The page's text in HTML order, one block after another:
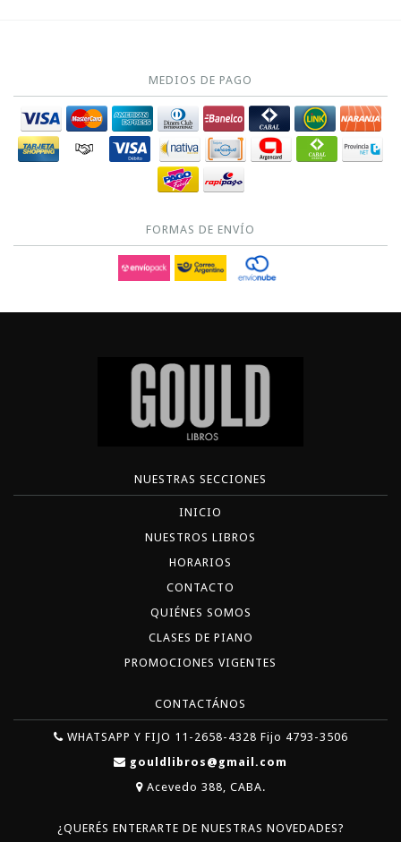
MEDIOS DE PAGO
FORMAS DE ENVÍO
NUESTRAS SECCIONES
INICIO
NUESTROS LIBROS
HORARIOS
CONTACTO
QUIÉNES SOMOS
CLASES DE PIANO
PROMOCIONES VIGENTES
CONTACTÁNOS
WHATSAPP Y FIJO 11-2658-4328 Fijo 4793-3506
gouldlibros@gmail.com
Acevedo 388, CABA.
¿QUERÉS ENTERARTE DE NUESTRAS NOVEDADES?